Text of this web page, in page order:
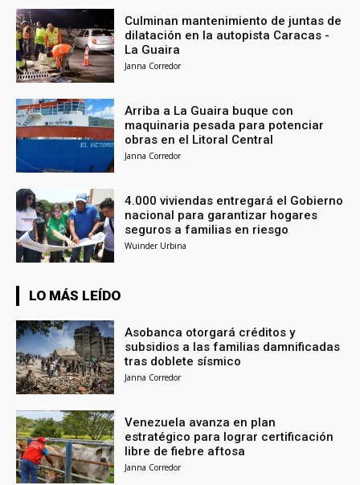
Culminan mantenimiento de juntas de
dilatación en la autopista Caracas -
La Guaira
Janna Corredor
Arriba a La Guaira buque con
maquinaria pesada para potenciar
obras en el Litoral Central
Janna Corredor
4.000 viviendas entregará el Gobierno
nacional para garantizar hogares
seguros a familias en riesgo
Wuinder Urbina
LO MÁS LEÍDO
Asobanca otorgará créditos y
subsidios a las familias damnificadas
tras doblete sísmico
Janna Corredor
Venezuela avanza en plan
estratégico para lograr certificación
libre de fiebre aftosa
Janna Corredor